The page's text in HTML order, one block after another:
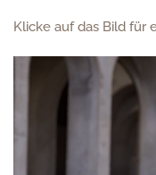
Klicke auf das Bild für